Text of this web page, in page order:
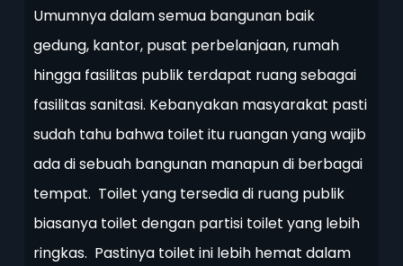
Umumnya dalam semua bangunan baik
gedung, kantor, pusat perbelanjaan, rumah
hingga fasilitas publik terdapat ruang sebagai
fasilitas sanitasi. Kebanyakan masyarakat pasti
sudah tahu bahwa toilet itu ruangan yang wajib
ada di sebuah bangunan manapun di berbagai
tempat. Toilet yang tersedia di ruang publik
biasanya toilet dengan partisi toilet yang lebih
ringkas. Pastinya toilet ini lebih hemat dalam